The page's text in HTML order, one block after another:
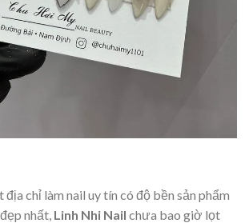
địa chỉ làm nail uy tín có độ bền sản phẩm
nhất, Linh Nhi Nail chưa bao giờ lọt